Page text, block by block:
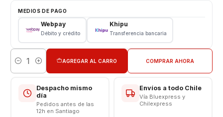
Características
Pantalla Para Xiaomi
Tipo: LCD + Touch
Modelo: Redmi Note 11 Pro 4G - 5G - Poco X4 Pro
Respaldo VENTAS ELECTRONICAS
MEDIOS DE PAGO
Webpay
Débito y crédito
Khipu
Transferencia bancaria
Cantidad
AGREGAR AL CARRO COMPRAR AHORA
Despacho mismo
día
Pedidos antes de las
12h en Santiago
Envíos a todo Chile
Vía Bluexpress y
Chilexpress